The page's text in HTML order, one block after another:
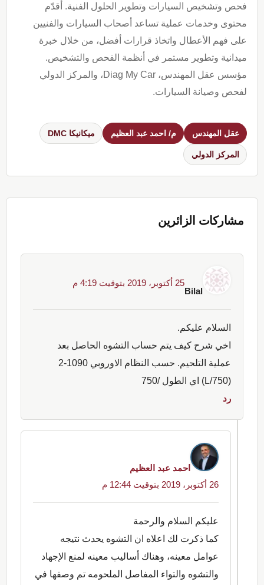
فحص وتشخيص السيارات وتطوير الحلول الفنية. أقدّم
محتوى وخدمات عملية تساعد أصحاب السيارات والفنيين
على فهم الأعطال واتخاذ قرارات أفضل، من خلال خبرة
ميدانية وتطوير مستمر في أنظمة الفحص والتشخيص.
مؤسس عقل المهندس، Diag My Car، والمركز الدولي
لفحص وصيانة السيارات.
عقل المهندس م/ احمد عبد العظيم ميكانيكا DMC
المركز الدولي
Interactions
مشاركات الزائرين
Bilal
25 أكتوبر، 2019 بتوقيت 4:19 م
السلام عليكم.
اخي شرح كيف يتم حساب التشوه الحاصل بعد
عملية التلحيم. حسب النظام الاوروبي 1090-2
(L/750) اي الطول /750
رد
احمد عبد العظيم
26 أكتوبر، 2019 بتوقيت 12:44 م
عليكم السلام والرحمة
كما ذكرت لك اعلاه ان التشوه يحدث نتيجه
عوامل معينه، وهناك أساليب معينه لمنع الإجهاد
والتشوه والتواء المفاصل الملحومه تم وصفها في